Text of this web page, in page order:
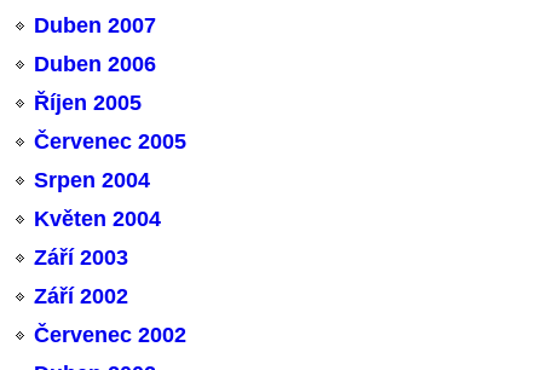
Duben 2007
Duben 2006
Říjen 2005
Červenec 2005
Srpen 2004
Květen 2004
Září 2003
Září 2002
Červenec 2002